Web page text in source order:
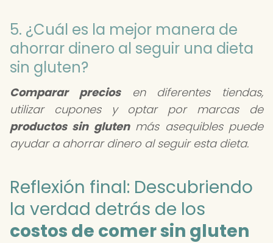
5. ¿Cuál es la mejor manera de
ahorrar dinero al seguir una dieta
sin gluten?
Comparar preciosen diferentes tiendas,
utilizar cupones y optar por marcas de
productos sin glutenmás asequibles puede
ayudar a ahorrar dinero al seguir esta dieta.
Reflexión final: Descubriendo
la verdad detrás de los
costos de comer sin gluten